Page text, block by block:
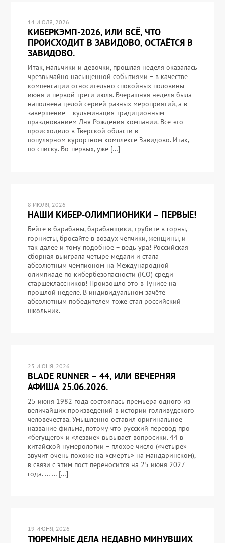
14 ИЮЛЯ, 2026
КИБЕРКЭМП-2026, ИЛИ ВСЁ, ЧТО
ПРОИСХОДИТ В ЗАВИДОВО, ОСТАЁТСЯ В
ЗАВИДОВО.
Итак, мальчики и девочки, прошлая неделя оказалась
чрезвычайно насыщенной событиями – в качестве
компенсации относительно спокойных половины
июня и первой трети июля. Вчерашняя неделя была
наполнена целой серией разных мероприятий, а в
завершение – кульминация традиционным
празднованием Дня Рождения компании. Всё это
происходило в Тверской области в
популярном курортном комплексе Завидово. Итак,
по списку. Во-первых, уже […]
8 ИЮЛЯ, 2026
НАШИ КИБЕР-ОЛИМПИОНИКИ – ПЕРВЫЕ!
Бейте в барабаны, барабанщики, трубите в горны,
горнисты, бросайте в воздух чепчики, женщины, и
так далее и тому подобное – ведь ура! Российская
сборная выиграла четыре медали и стала
абсолютным чемпионом на Международной
олимпиаде по кибербезопасности (ICO) среди
старшеклассников! Произошло это в Тунисе на
прошлой неделе. В индивидуальном зачёте
абсолютным победителем тоже стал российский
школьник.
25 ИЮНЯ, 2026
BLADE RUNNER – 44, ИЛИ ВЕЧЕРНЯЯ
АФИША 25.06.2026.
25 июня 1982 года состоялась премьера одного из
величайших произведений в истории голливудского
человечества. Умышленно оставил оригинальное
название фильма, потому что русский перевод про
«бегущего» и «лезвие» вызывает вопросики. 44 в
китайской нумерологии – плохое число («четыре»
звучит очень похоже на «смерть» на мандаринском),
в связи с этим пост переносится на 25 июня 2027
года. … … […]
19 ИЮНЯ, 2026
ТЮРЕМНЫЕ ДЕЛА НЕДАВНО МИНУВШИХ